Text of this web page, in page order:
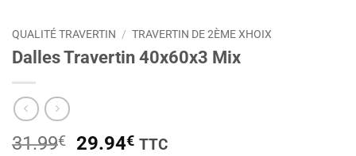
QUALITÉ TRAVERTIN / TRAVERTIN DE 2ÈME XHOIX
Dalles Travertin 40x60x3 Mix
31.99€
Le
29.94€Le
TTC